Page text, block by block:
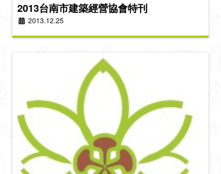
2013台南市建築經營協會特刊
2013.12.25